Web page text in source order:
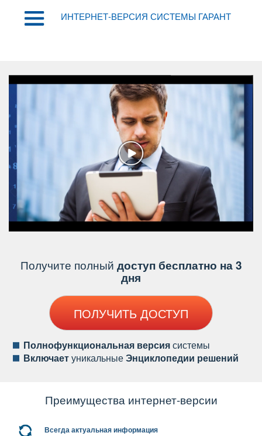
ИНТЕРНЕТ-ВЕРСИЯ СИСТЕМЫ ГАРАНТ
Получите полный доступ бесплатно на 3
дня
ПОЛУЧИТЬ ДОСТУП
Полнофункциональная версиясистемы
ключаетуникальныеЭнциклопедии решений
Преимущества интернет-версии
сегда актуальная информация